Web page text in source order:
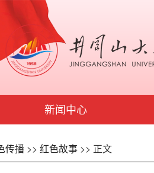
新闻中心
传播 >> 红色故事 >> 正文